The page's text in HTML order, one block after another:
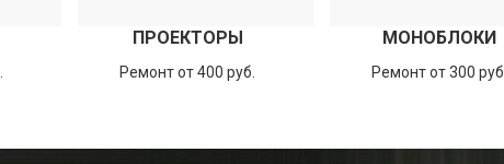
ПРОЕКТОРЫ
Ремонт от 400 руб.
МОНОБЛОКИ
Ремонт от 300 руб.